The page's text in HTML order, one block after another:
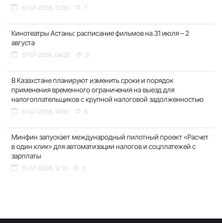
31-07-2026, 12:05 7
Кинотеатры Астаны: расписание фильмов на 31 июля – 2
августа
31-07-2026, 04:00 6
В Казахстане планируют изменить сроки и порядок
применения временного ограничения на выезд для
налогоплательщиков с крупной налоговой задолженностью
31-07-2026, 14:05 6
Минфин запускает международный пилотный проект «Расчет
в один клик» для автоматизации налогов и соцплатежей с
зарплаты
31-07-2026, 12:10 5